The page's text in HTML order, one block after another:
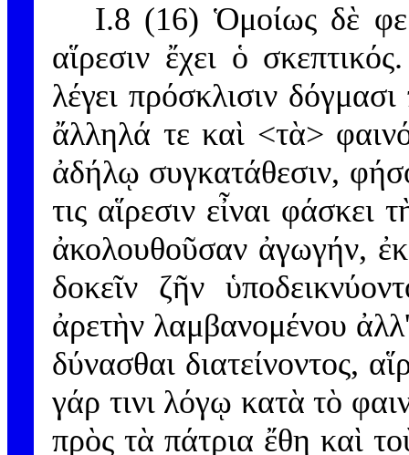
I.8 (16) Ὁμοίως δὲ
αἵρεσιν ἔχει ὁ
λέγει πρόσκλισιν
ἄλληλά τε καὶ <τὰ>
ἀδήλῳ συγκατάθεσιν,
τις αἵρεσιν εἶναι φάσκει
ἀκολουθοῦσαν ἀγωγήν,
δοκεῖν ζῆν
ἀρετὴν λαμβανομένου
δύνασθαι διατείνοντος,
γάρ τινι λόγῳ κατὰ τὸ
πρὸς τὰ πάτρια ἔθη καὶ